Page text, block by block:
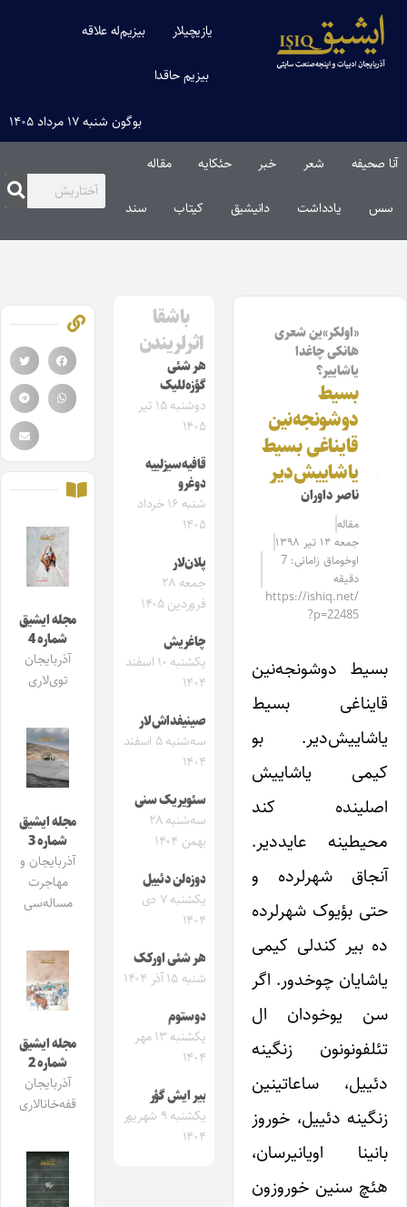
یازیچیلار بیزیم‌له علاقه
بیزیم حاقدا
بوگون شنبه ۱۷ مرداد ۱۴۰۵
آنا صحیفه شعر خبر حئکایه مقاله‌
سس یادداشت دانیشیق کیتاب سند
«اولکر»ین شعری
هانکی چاغدا
یاشاییر؟
بسیط
دوشونجه‌نین
قایناغی بسیط
یاشاییش‌دیر
ناصر داوران
مقاله‌
جمعه ۱۴ تیر ۱۳۹۸
اوخوماق زامانی: 7
دقیقه
https://ishiq.net/
?p=22485
بسیط دوشونجه‌نین
قایناغی بسیط
یاشاییش‌دیر. بو
کیمی یاشاییش
اصلینده کند
محیطینه عایددیر.
آنجاق شهرلرده و
حتی بؤیوک شهرلرده
ده بیر کندلی کیمی
یاشایان چوخدور. اگر
سن یوخودان ال
تئلفونونون زنگینه
دئییل، ساعاتینین
زنگینه دئییل، خوروز
بانینا اویانیرسان،
هئچ سنین خوروزون
باشقا
اثرلریندن
هر شئی
گؤزه‌للیک
دوشنبه ۱۵ تیر
۱۴۰۵
قافیه‌سیزلییه
دوغرو
شنبه ۱۶ خرداد
۱۴۰۵
پلان‌لار
جمعه ۲۸
فروردین ۱۴۰۵
چاغریش
یکشنبه ۱۰ اسفند
۱۴۰۴
صینیفداش‌لار
سه‌شنبه ۵ اسفند
۱۴۰۴
سئویریک سنی
سه‌شنبه ۲۸
بهمن ۱۴۰۴
دوزه‌لن دئییل
یکشنبه ۷ دی
۱۴۰۴
هر شئی اورکک
شنبه ۱۵ آذر ۱۴۰۴
دوستوم
یکشنبه ۱۳ مهر
۱۴۰۴
بیر ایش گؤر
یکشنبه ۹ شهریور
۱۴۰۴
مجله ایشیق
شماره 4
آذربایجان
توی‌لاری
مجله ایشیق
شماره 3
آذربایجان و
مهاجرت
مساله‌سی
مجله ایشیق
شماره 2
آذربایجان
قفه‌خانالاری